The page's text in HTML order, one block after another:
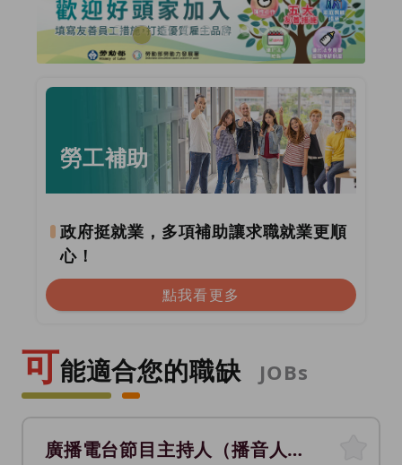
前一張廣告 後一張
勞工補助
政府挺就業，多項補助讓求職就業更順
心！
點我看更多
可能適合您的職缺 JOBs
廣播電台節目主持人（播音人員）